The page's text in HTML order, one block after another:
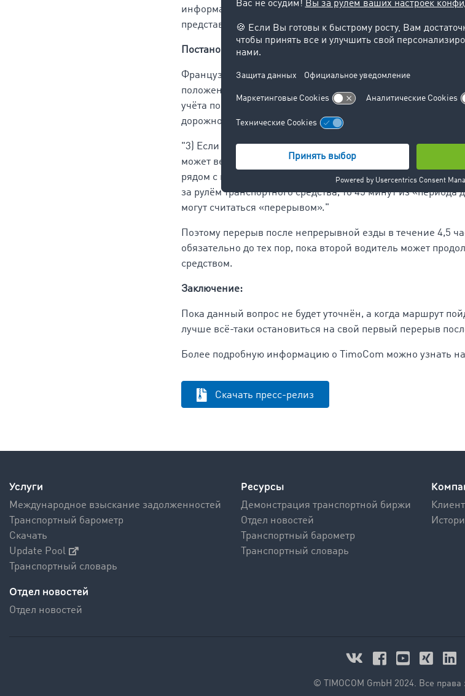
информации о проверках и рад всей информации от
представить сферу действий французских госорганов
Постановление
Французская полиция ссылается на 34 статью
положение гласит, что перерыв считается перерывом
учёта поездки или путевом регистраторе отображён
дорожному транспорту 561/2006, 2006/22 / EC, № 3821/85
"3) Если автомобиль укомплектован более чем одним
может вести транспортное средство в случае
рядом с водителем транспортного средства и активно не
за рулём транспортного средства, то 45 минут из «периода
могут считаться «перерывом»."
Поэтому перерыв после непрерывной езды в течение 4,5
обязательно до тех пор, пока второй водитель может
средством.
Заключение:
Пока данный вопрос не будет уточнён, а когда маршрут
лучше всё-таки остановиться на свой первый перерыв
Более подробную информацию о TimoCom можно узнать
Скачать пресс-релиз
Услуги
Международное взыскание задолженностей
Транспортный барометр
Скачать
Update Pool
Транспортный словарь
Ресурсы
Демонстрация транспортной биржи
Отдел новостей
Транспортный барометр
Транспортный словарь
Отдел новостей
Отдел новостей
© TIMOCOM GmbH 2024. Все